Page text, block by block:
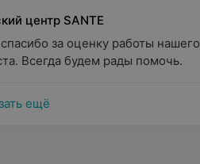
центр SANTE
за оценку работы нашего
Всегда будем рады помочь.
ещё